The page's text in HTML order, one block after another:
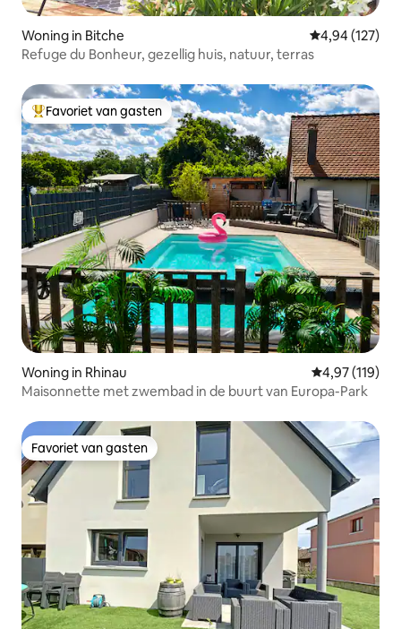
Woning in Bitche Gemiddelde
4,94 (127)
Refuge du Bonheur, gezellig huis, natuur, terras
Topfavoriet van gasten
Favoriet van gasten
Woning in Rhinau Gemiddelde
4,97 (119)
Maisonnette met zwembad in de buurt van Europa-Park
Favoriet van gasten
Favoriet van gasten